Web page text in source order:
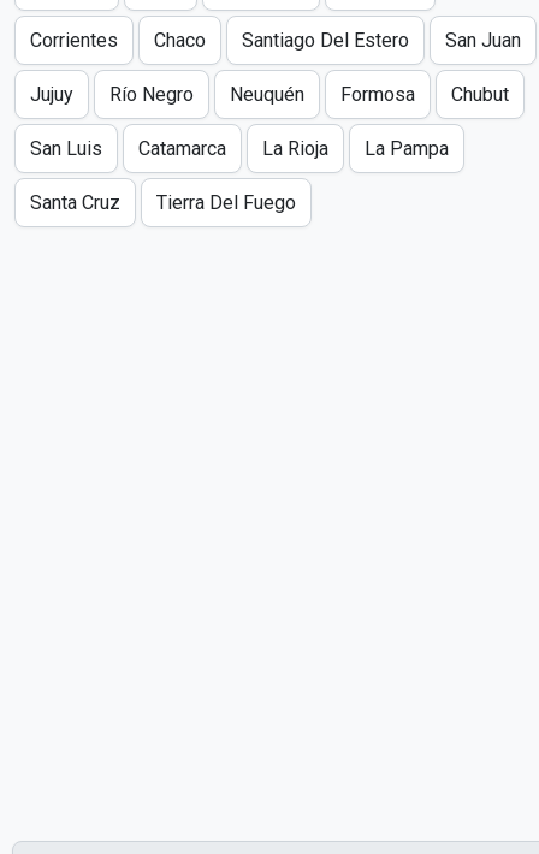
Corrientes Chaco Santiago Del Estero San Juan
Jujuy Río Negro Neuquén Formosa Chubut
San Luis Catamarca La Rioja La Pampa
Santa Cruz Tierra Del Fuego